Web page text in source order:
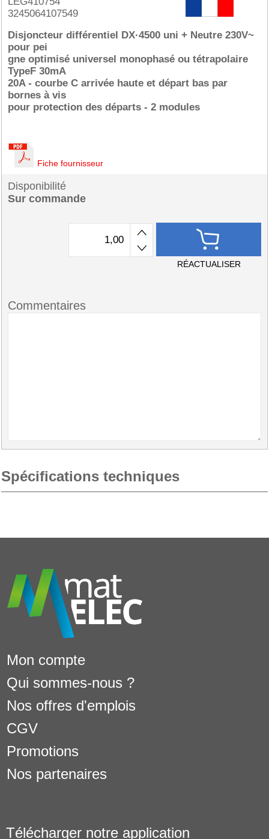
3245064107549
Disjoncteur différentiel DX·4500 uni + Neutre 230V~
pour pei
gne optimisé universel monophasé ou tétrapolaire
TypeF 30mA
20A - courbe C arrivée haute et départ bas par
bornes à vis
pour protection des départs - 2 modules
Fiche fournisseur
Disponibilité
Sur commande
RÉACTUALISER
Commentaires
Spécifications techniques
Mon compte
Qui sommes-nous ?
Nos offres d'emplois
CGV
Promotions
Nos partenaires
Télécharger notre application